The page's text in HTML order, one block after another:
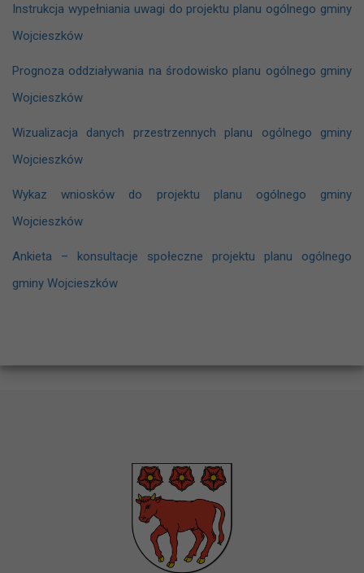
Instrukcja wypełniania uwagi do projektu planu ogólnego gminy
Wojcieszków
Prognoza oddziaływania na środowisko planu ogólnego gminy
Wojcieszków
Wizualizacja danych przestrzennych planu ogólnego gminy
Wojcieszków
Wykaz wniosków do projektu planu ogólnego gminy
Wojcieszków
Ankieta – konsultacje społeczne projektu planu ogólnego
gminy Wojcieszków